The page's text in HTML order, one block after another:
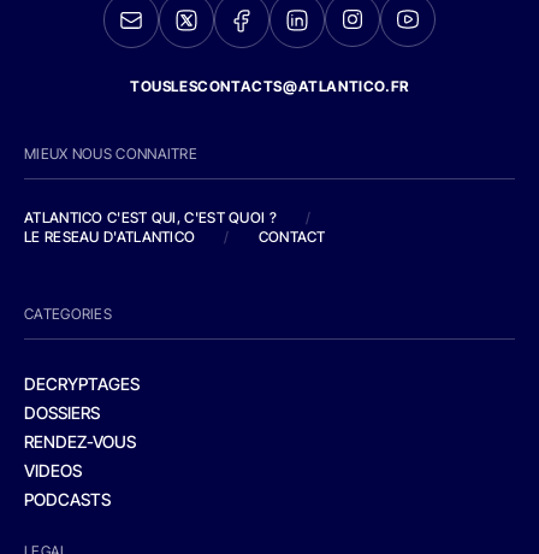
TOUSLESCONTACTS@ATLANTICO.FR
MIEUX NOUS CONNAITRE
ATLANTICO C'EST QUI, C'EST QUOI ?
/
LE RESEAU D'ATLANTICO
/ CONTACT
CATEGORIES
DECRYPTAGES
DOSSIERS
RENDEZ-VOUS
VIDEOS
PODCASTS